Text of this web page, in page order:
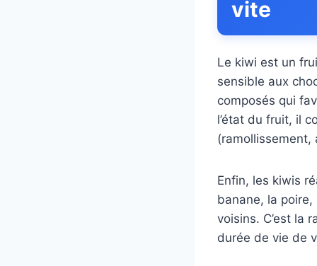
vite
Le kiwi est un
sensible aux
composés qui
l’état du fruit, il
(ramollissement,
Enfin, les kiwis
banane, la poire,
voisins. C’est la
durée de vie de